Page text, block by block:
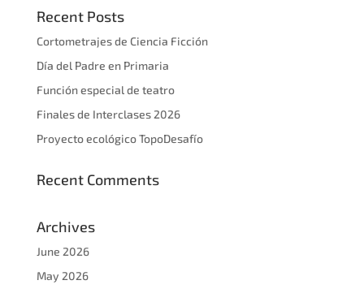
Recent Posts
Cortometrajes de Ciencia Ficción
Día del Padre en Primaria
Función especial de teatro
Finales de Interclases 2026
Proyecto ecológico TopoDesafío
Recent Comments
Archives
June 2026
May 2026